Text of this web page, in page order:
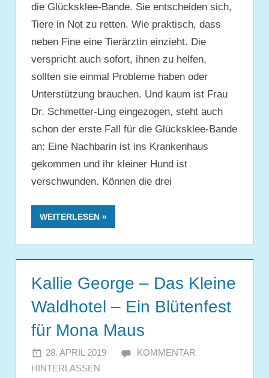
die Glücksklee-Bande. Sie entscheiden sich,
Tiere in Not zu retten. Wie praktisch, dass
neben Fine eine Tierärztin einzieht. Die
verspricht auch sofort, ihnen zu helfen,
sollten sie einmal Probleme haben oder
Unterstützung brauchen. Und kaum ist Frau
Dr. Schmetter-Ling eingezogen, steht auch
schon der erste Fall für die Glücksklee-Bande
an: Eine Nachbarin ist ins Krankenhaus
gekommen und ihr kleiner Hund ist
verschwunden. Können die drei
WEITERLESEN
Kallie George – Das Kleine
Waldhotel – Ein Blütenfest
für Mona Maus
28. APRIL 2019 JULIA
KOMMENTAR
HINTERLASSEN